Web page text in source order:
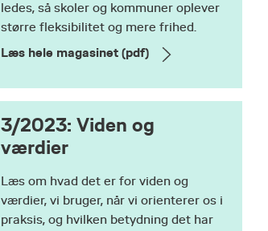
ledes, så skoler og kommuner oplever
større fleksibilitet og mere frihed.
Læs hele magasinet (pdf)
3/2023: Viden og
værdier
Læs om hvad det er for viden og
værdier, vi bruger, når vi orienterer os i
praksis, og hvilken betydning det har